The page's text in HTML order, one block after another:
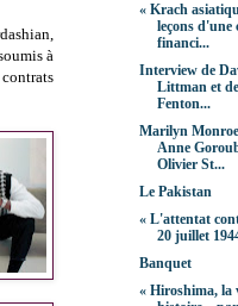
à
« Krach
leçons d'une
financi...
Interview de
Littman et
Fenton...
Marilyn
Anne
Olivier St...
Le Pakistan
« L'attentat
20 juillet
Banquet
« Hiroshima, la